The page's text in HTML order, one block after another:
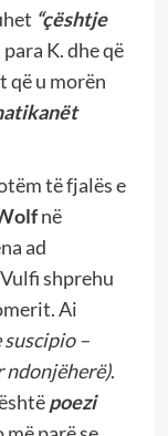
“çështje
K. dhe që
që u morën
të fjalës e
në
ad
shprehu
Ai
–
ndonjëherë).
poezi